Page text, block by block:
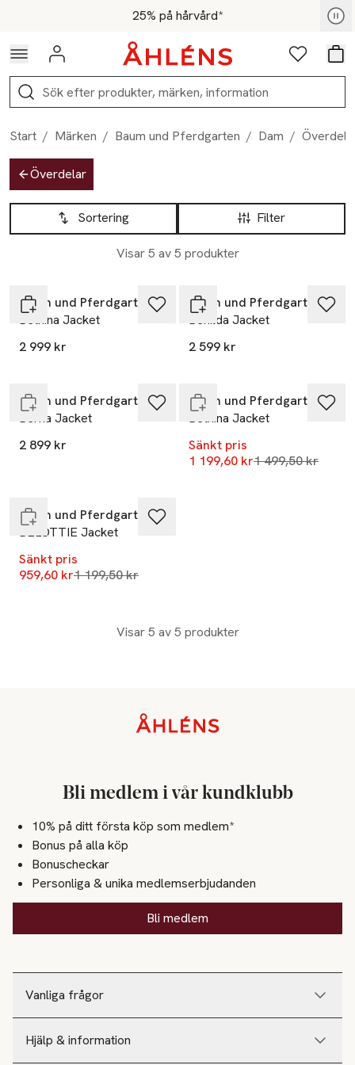
Hoppa till navigationsmenyn25% på hårvård*
För medlemmar - Shoppa nu
Logga in Favoriter
Sök
Start / Märken / Baum und Pferdgarten / Dam /
Hoppa till produktsidan
Överdelar
Hoppa till produktsidan
Filter
Sortering
Visar 5 av 5 produkter
Lista över produkter
Baum und Pferdgarten
Bethina Jacket
2 999 kr
Baum und Pferdgarten
Benilda Jacket
2 599 kr
Baum und Pferdgarten
Berna Jacket
2 899 kr
-20%
Baum und Pferdgarten
Bethina Jacket
Sänkt pris
1 199,60 krLägsta pris 30
1 499,50 kr
Baum und Pferdgarten
BELOTTIE Jacket
Sänkt pris
959,60 krLägsta pris 30 dagar
1 199,50 kr
Visar 5 av 5 produkter
Vanliga frågor
Hjälp & information
Bli medlem i vår kundklubb
10% på ditt första köp som medlem*
Bonus på alla köp
Bonuscheckar
Personliga & unika medlemserbjudanden
Bli medlem